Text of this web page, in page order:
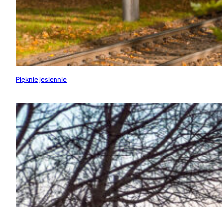
Pięknie jesiennie